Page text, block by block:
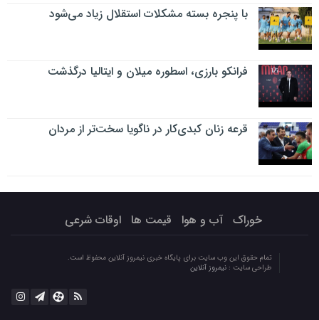
با پنجره بسته مشکلات استقلال زیاد می‌شود
فرانکو بارزی، اسطوره میلان و ایتالیا درگذشت
قرعه زنان کبدی‌کار در ناگویا سخت‌تر از مردان
خوراک آب و هوا قیمت ها اوقات شرعی
تمام حقوق این وب سایت برای پایگاه خبری نیمروز آنلاین محفوظ است.
طراحی سایت : نیمروز آنلاین